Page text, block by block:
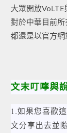
大眾開放
對於中華目前
都還是以官方網
文末叮嚀與
1.如果您喜歡
文分享出去並